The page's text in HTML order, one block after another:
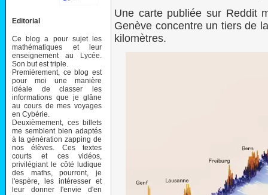
Editorial
Ce blog a pour sujet les
mathématiques et leur
enseignement au Lycée.
Son but est triple.
Premièrement, ce blog est
pour moi une manière
idéale de classer les
informations que je glâne
au cours de mes voyages
en Cybérie.
Deuxièmement, ces billets
me semblent bien adaptés
à la génération zapping de
nos élèves. Ces textes
courts et ces vidéos,
privilégiant le côté ludique
des maths, pourront, je
l'espère, les intéresser et
leur donner l'envie d'en
Une carte publiée sur Reddit
Genève concentre un tiers de
kilomètres.